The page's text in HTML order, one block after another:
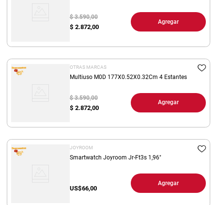
$ 2.872,00
$ 3.590,00
Agregar
OTRAS MARCAS
Multiuso M0D 177X0.52X0.32Cm 4 Estantes
$ 2.872,00
$ 3.590,00
Agregar
JOYROOM
Smartwatch Joyroom Jr-Ft3s 1,96"
US$66,00
Agregar